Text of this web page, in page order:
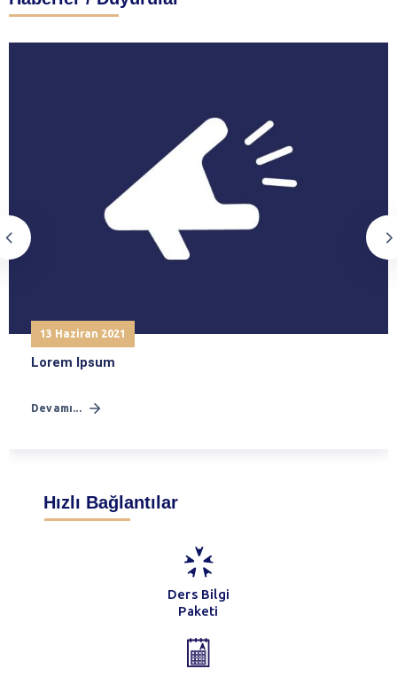
13 Haziran 2021
Lorem Ipsum
Devamı...
Hızlı Bağlantılar
Ders Bilgi
Paketi